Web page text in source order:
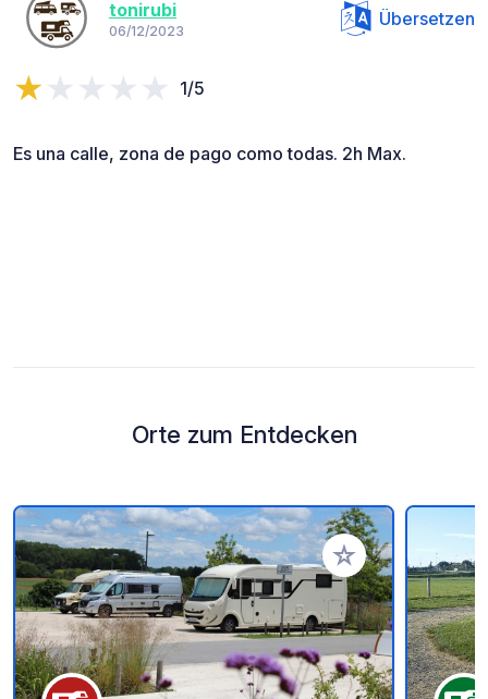
tonirubi
06/12/2023
Übersetzen
1/5
Es una calle, zona de pago como todas. 2h Max.
Orte zum Entdecken
Zu Ihren Favoriten